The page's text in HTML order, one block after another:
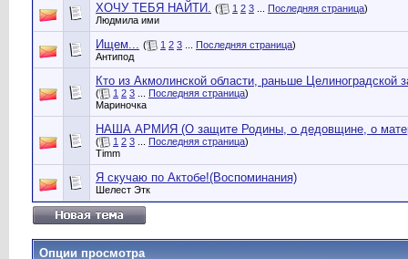
ХОЧУ ТЕБЯ НАЙТИ. ( 1 2 3 Последняя страница)
Людмила ими
Ищем... ( 1 2 3 Последняя страница)
Антипод
Кто из Акмолинской области, раньше Целиноградской
( 1 2 3 Последняя страница)
Мариночка
НАША АРМИЯ (О защите Родины, о дедовщине, о
( 1 2 3 Последняя страница)
Timm
Я скучаю по Актобе!(Воспоминания)
Шелест Этк
Опции просмотра